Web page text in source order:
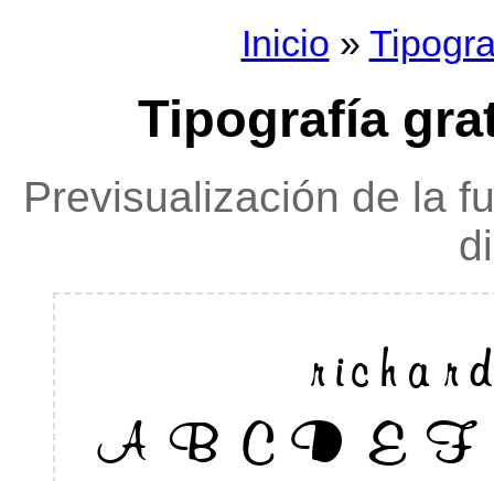
Inicio »
Tipografía
Previsualización de la